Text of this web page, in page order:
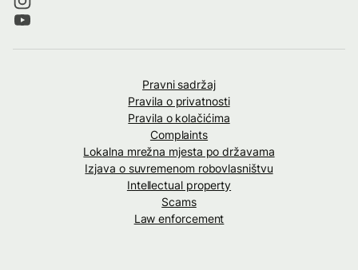
Pravni sadržaj
Pravila o privatnosti
Pravila o kolačićima
Complaints
Lokalna mrežna mjesta po državama
Izjava o suvremenom robovlasništvu
Intellectual property
Scams
Law enforcement